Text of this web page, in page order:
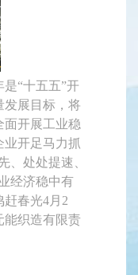
“十五五”开
发展目标，将
面开展工业稳
业开足马力抓
、处处提速、
经济稳中有
春光4月2
能织造有限责